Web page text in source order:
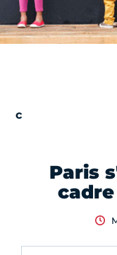
Paris